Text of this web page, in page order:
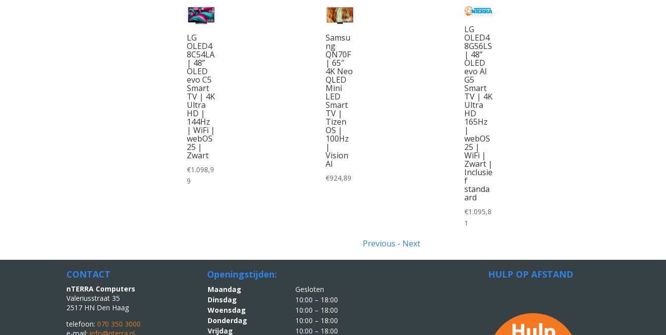
LG
OLED4
8C54LA
| 48”
OLED
evo C5
Smart
TV | 4K
Ultra
HD |
144Hz
| WiFi |
webOS
25 |
Zwart
€1.098,9
9
Samsu
ng
QN70F
| 65″
4K Neo
QLED
Mini
LED
Smart
TV |
Tizen
OS |
100Hz
|
Vision
AI
€924,89
LG
OLED4
8G56LS
| 48”
OLED
evo AI
G5
Smart
TV | 4K
Ultra
HD
165Hz
|
webOS
25 |
WiFi |
Zwart |
Inclusie
f
standa
ard
€1.095,8
1
Previous - Next
CONTACT
nTERRA Computers
Valeriusstraat 35
2517 HN Den Haag
telefoon:070 350 3000
Openingstijden:
Maandag
Gesloten
Dinsdag
10:00 – 18:00
Woensdag
10:00 – 18:00
Donderdag
10:00 – 18:00
Vrijdag
10:00 – 18:00
HULP OP AFSTAND